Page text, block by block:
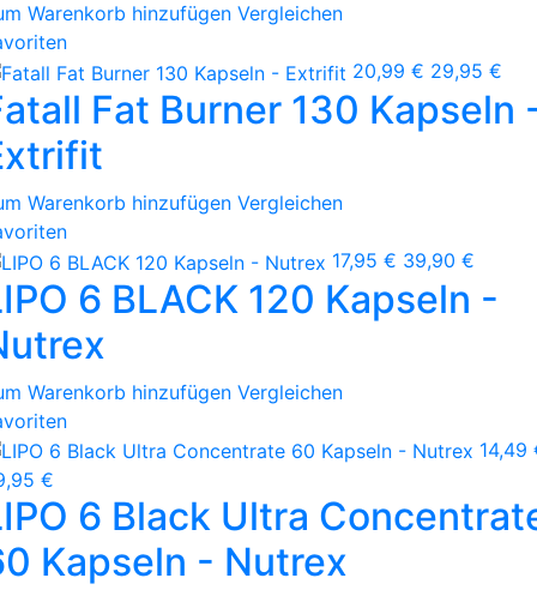
Warenkorb hinzufügen Vergleichen
20,99 € 29,95 €
Fat Burner 130 Kapseln
Warenkorb hinzufügen Vergleichen
17,95 € 39,90 €
6 BLACK 120 Kapseln -
Warenkorb hinzufügen Vergleichen
14,49
€
6 Black Ultra
Kapseln - Nutrex